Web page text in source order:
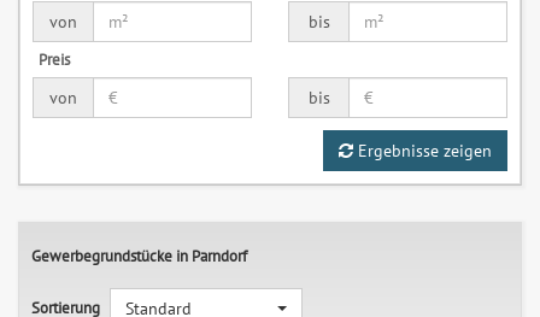
von
bis
Preis
von
bis
Ergebnisse zeigen
Gewerbegrundstücke in Parndorf
Sortierung
Standard